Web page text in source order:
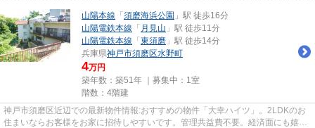
山陽本線 「 須磨海浜公園 」駅 徒歩16分
山陽電鉄本線 「 月見山 」駅 徒歩11分
山陽電鉄本線 「 東須磨 」駅 徒歩14分
兵庫県神戸市須磨区水野町
4万円
築年数：築51年 ｜募集中： 1室
階数：4階建
神戸市須磨区近辺での最新物件情報:おすすめの物件「大幸ハイツ」。2LDKのお
住まいならお客様をお家に招待しやすいです。管理共益費不要。経済面にも嬉し